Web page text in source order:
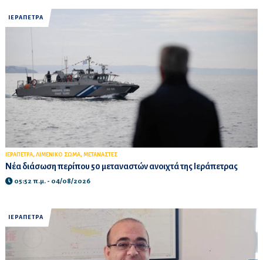
ΙΕΡΑΠΕΤΡΑ
ΙΕΡΑΠΕΤΡΑ, ΛΙΜΕΝΙΚΟ ΣΩΜΑ, ΜΕΤΑΝΑΣΤΕΣ
Νέα διάσωση περίπου 50 μεταναστών ανοιχτά της Ιεράπετρας
05:52 π.μ. - 04/08/2026
ΙΕΡΑΠΕΤΡΑ